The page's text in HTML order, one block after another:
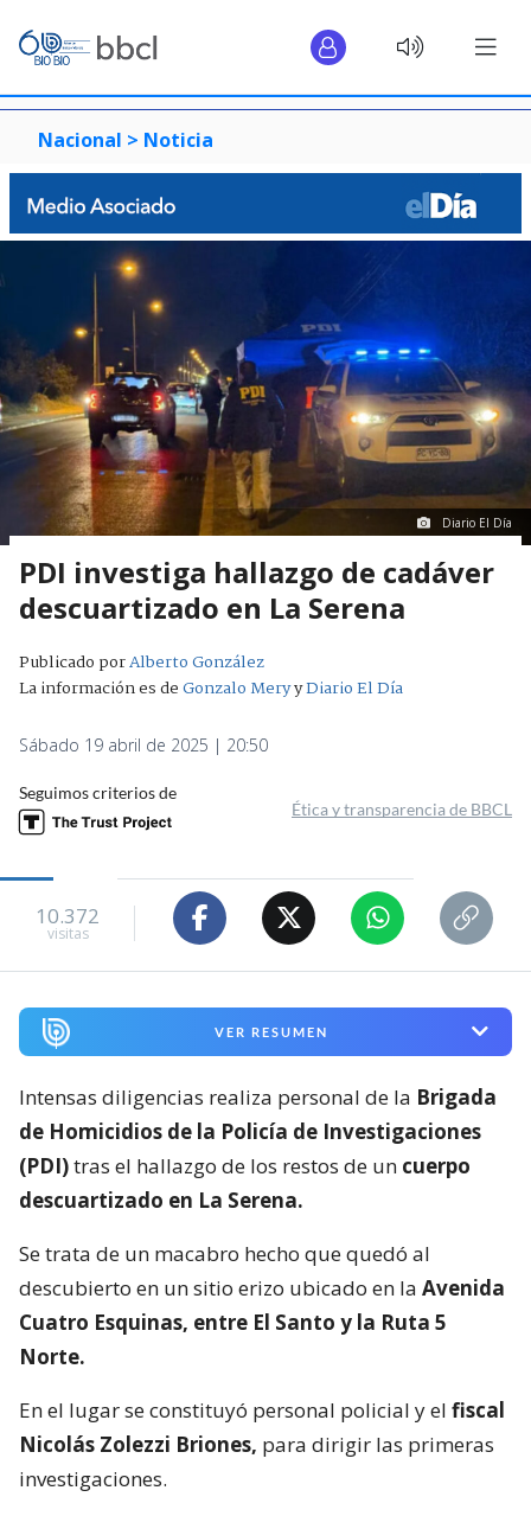
Nacional > Noticia
Diario El Día
PDI investiga hallazgo de cadáver
descuartizado en La Serena
Publicado porAlberto González
La información es deGonzalo MeryyDiario El Día
Sábado 19 abril de 2025 | 20:50
Seguimos criterios de
Ética y transparencia de BBCL
10.372
visitas
VER RESUMEN
Intensas diligencias realiza personal de la Brigada
de Homicidios de la Policía de Investigaciones
(PDI)tras el hallazgo de los restos de un cuerpo
descuartizado en La Serena.
Se trata de un macabro hecho que quedó al
descubierto en un sitio erizo ubicado en la Avenida
Cuatro Esquinas, entre El Santo y la Ruta 5
Norte.
En el lugar se constituyó personal policial y el fiscal
Nicolás Zolezzi Briones, para dirigir las primeras
investigaciones.